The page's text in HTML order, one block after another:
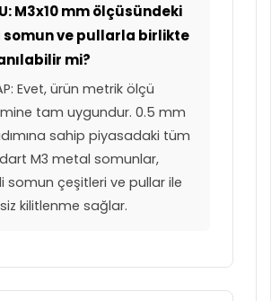
M3x10 mm ölçüsündeki
somun ve pullarla birlikte
mi?
Evet, ürün metrik ölçü
tam uygundur. 0.5 mm
sahip piyasadaki tüm
M3 metal somunlar,
somun çeşitleri ve pullar ile
kilitlenme sağlar.